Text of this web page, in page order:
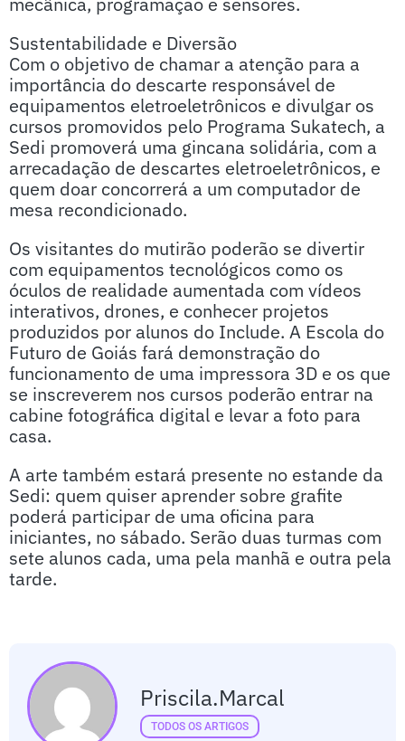
Sustentabilidade e Diversão
Com o objetivo de chamar a atenção para a
importância do descarte responsável de
equipamentos eletroeletrônicos e divulgar os
cursos promovidos pelo Programa Sukatech, a
Sedi promoverá uma gincana solidária, com a
arrecadação de descartes eletroeletrônicos, e
quem doar concorrerá a um computador de
mesa recondicionado.
Os visitantes do mutirão poderão se divertir
com equipamentos tecnológicos como os
óculos de realidade aumentada com vídeos
interativos, drones, e conhecer projetos
produzidos por alunos do Include. A Escola do
Futuro de Goiás fará demonstração do
funcionamento de uma impressora 3D e os que
se inscreverem nos cursos poderão entrar na
cabine fotográfica digital e levar a foto para
casa.
A arte também estará presente no estande da
Sedi: quem quiser aprender sobre grafite
poderá participar de uma oficina para
iniciantes, no sábado. Serão duas turmas com
sete alunos cada, uma pela manhã e outra pela
tarde.
Priscila.marcal
TODOS OS ARTIGOS